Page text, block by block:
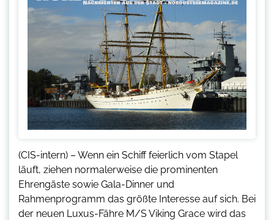
(CIS-intern) – Wenn ein Schiff feierlich vom Stapel
läuft, ziehen normalerweise die prominenten
Ehrengäste sowie Gala-Dinner und
Rahmenprogramm das größte Interesse auf sich. Bei
der neuen Luxus-Fähre M/S Viking Grace wird das